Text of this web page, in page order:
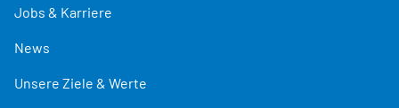
Jobs & Karriere
News
Unsere Ziele & Werte